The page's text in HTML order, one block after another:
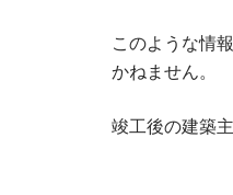
このような情
かねません。
竣工後の建築